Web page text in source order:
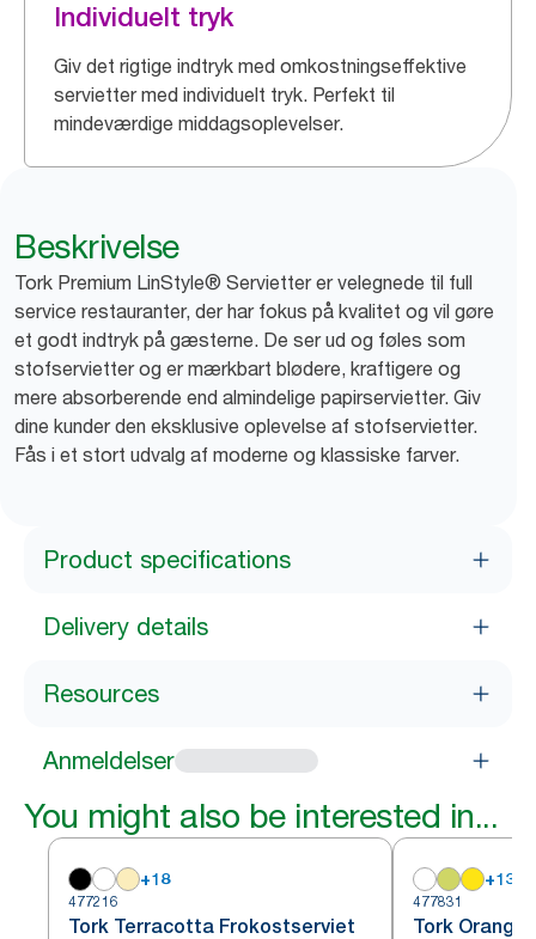
Individuelt tryk
Giv det rigtige indtryk med omkostningseffektive
servietter med individuelt tryk. Perfekt til
mindeværdige middagsoplevelser.
Beskrivelse
Tork Premium LinStyle® Servietter er velegnede til full
service restauranter, der har fokus på kvalitet og vil gøre
et godt indtryk på gæsterne. De ser ud og føles som
stofservietter og er mærkbart blødere, kraftigere og
mere absorberende end almindelige papirservietter. Giv
dine kunder den eksklusive oplevelse af stofservietter.
Fås i et stort udvalg af moderne og klassiske farver.
Product specifications
Delivery details
Resources
Anmeldelser
You might also be interested in...
+18
477216
Tork Terracotta Frokostserviet
+13
477831
Tork